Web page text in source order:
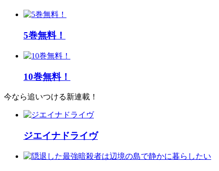
5巻無料！
10巻無料！
今なら追いつける新連載！
ジエイナドライヴ